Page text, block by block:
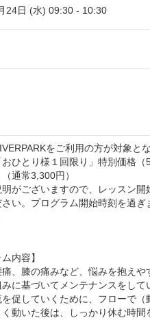
24日 (水) 09:30 - 10:30
をご利用の方が対象とな
ひとり様１回限り」特別価格（
通常3,300円）
がございますので、レッスン開
い。プログラム開始時刻を過ぎ
内容】
痛、膝の痛みなど、悩みを抱えや
に基づいてメンテナンスをして
促していくために、フローで（
動いた後は、しっかり休む時間